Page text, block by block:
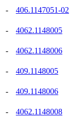
- 406.1147051-02
-
4062.1148005
-
4062.1148006
-
409.1148005
-
409.1148006
-
4062.1148008